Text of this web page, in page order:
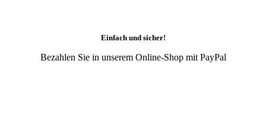
Einfach und sicher!
Bezahlen Sie in unserem Online-Shop mit PayPal